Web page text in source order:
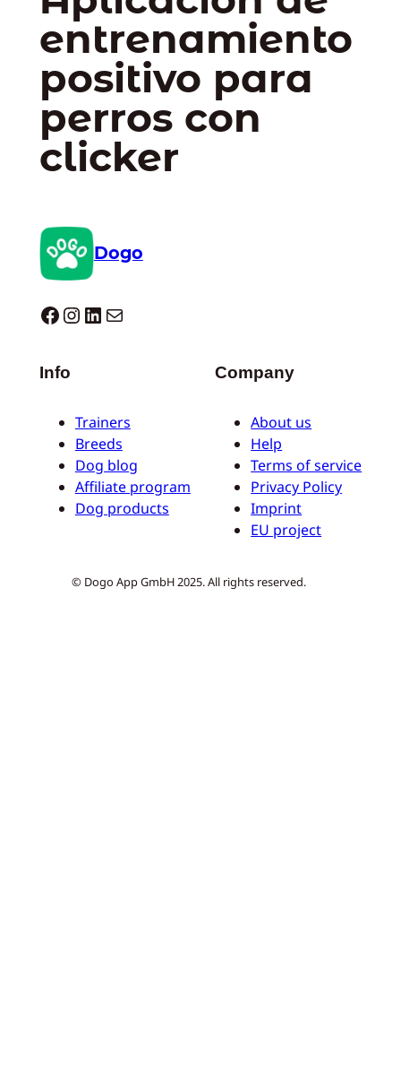
entrenamiento
positivo para
perros con
clicker
Dogo
Dogo facebook InstagramLinkedIn Correo electrónico
Info
Trainers
Breeds
Dog blog
Affiliate program
Dog products
Company
About us
Help
Terms of service
Privacy Policy
Imprint
EU project
© Dogo App GmbH 2025. All rights reserved.